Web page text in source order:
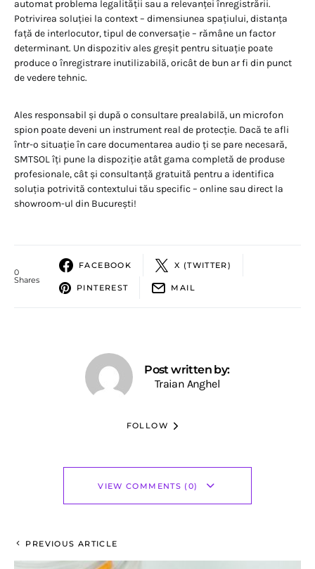
automat problema legalității sau a relevanței înregistrării.
Potrivirea soluției la context – dimensiunea spațiului, distanța
față de interlocutor, tipul de conversație – rămâne un factor
determinant. Un dispozitiv ales greșit pentru situație poate
produce o înregistrare inutilizabilă, oricât de bun ar fi din punct
de vedere tehnic.
Ales responsabil și după o consultare prealabilă, un microfon
spion poate deveni un instrument real de protecție. Dacă te afli
într-o situație în care documentarea audio ți se pare necesară,
SMTSOL îți pune la dispoziție atât gama completă de produse
profesionale, cât și consultanță gratuită pentru a identifica
soluția potrivită contextului tău specific – online sau direct la
showroom-ul din București!
0
Shares
FACEBOOK X (TWITTER)
PINTEREST MAIL
Post written by:
Traian Anghel
FOLLOW
VIEW COMMENTS (0)
PREVIOUS ARTICLE